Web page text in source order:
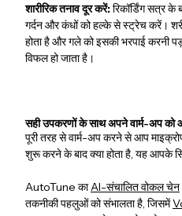
शारीरिक तनाव दूर करें:रिकॉर्डिंग सत्र
गर्दन और कंधों को हल्के से स्ट्रेच करें।
होता है और गले को इसकी भरपाई करनी
विफल हो जाता है।
सही उपकरणों के साथ अपने वार्म-अप को
पूरी तरह से वार्म-अप करने से आप
शुरू करने के बाद क्या होता है, यह आपके
AutoTune काAI-संचालित वोकल चेन
तकनीकी पहलुओं को संभालता है, जिसमें